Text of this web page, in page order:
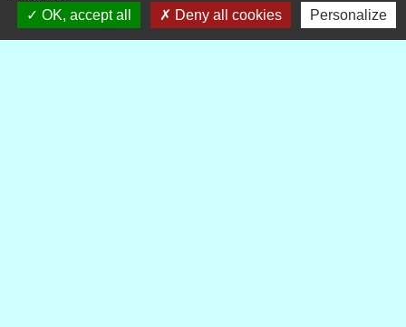
OK, accept all
Deny all cookies Personalize